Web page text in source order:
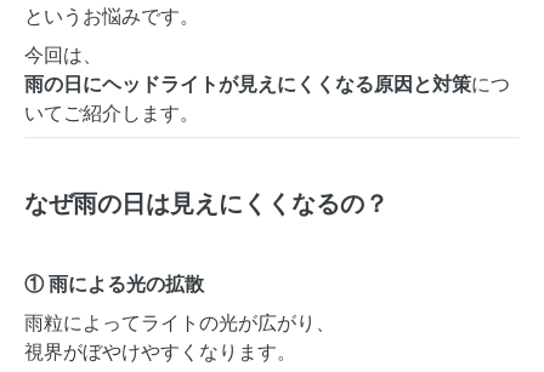
というお悩みです。
今回は、
雨の日にヘッドライトが見えにくくなる原因と対策につ
いてご紹介します。
なぜ雨の日は見えにくくなるの？
① 雨による光の拡散
雨粒によってライトの光が広がり、
視界がぼやけやすくなります。